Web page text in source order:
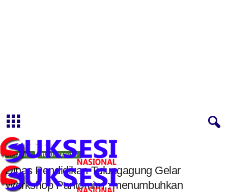
Beranda Headline
HEADLINE TULUNGAGUNG
Dinas Pendidikan Tulungagung Gelar
Workshop Pantomim : menumbuhkan